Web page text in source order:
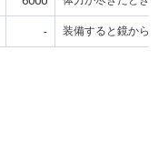
- 装備すると鏡から